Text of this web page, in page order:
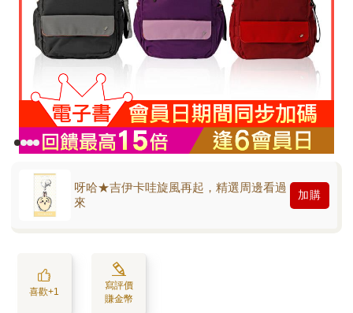
呀哈★吉伊卡哇旋風再起，精選周邊看過
來
加購
喜歡+1
寫評價
賺金幣